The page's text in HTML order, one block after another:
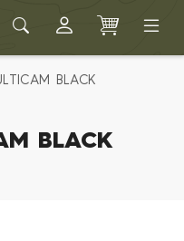
BLACK
BLACK